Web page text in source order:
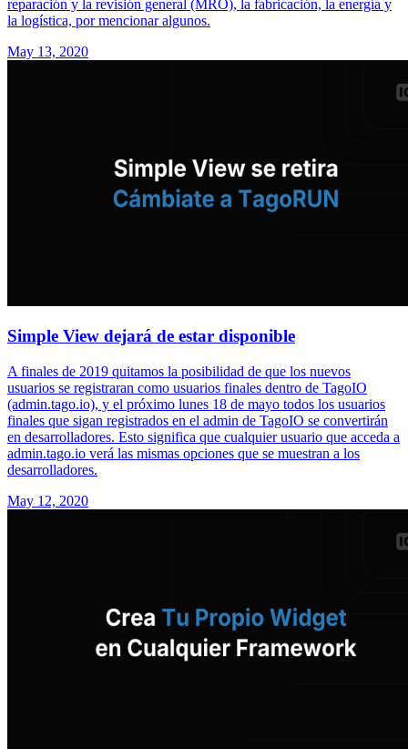
reparación y la revisión general (MRO), la fabricación, la energía y
la logística, por mencionar algunos.
May 13, 2020
Simple View dejará de estar disponible
A finales de 2019 quitamos la posibilidad de que los nuevos
usuarios se registraran como usuarios finales dentro de TagoIO
(admin.tago.io), y el próximo lunes 18 de mayo todos los usuarios
finales que sigan registrados en el admin de TagoIO se convertirán
en desarrolladores. Esto significa que cualquier usuario que acceda a
admin.tago.io verá las mismas opciones que se muestran a los
desarrolladores.
May 12, 2020